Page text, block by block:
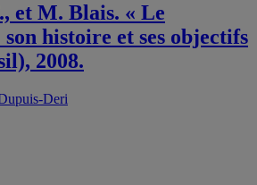
et M. Blais. « Le
histoire et ses objectifs
2008.
Deri